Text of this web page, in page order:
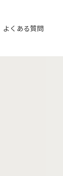
よくある質問